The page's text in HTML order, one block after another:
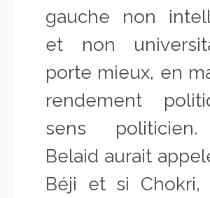
gauche non
et non
porte mieux, en
rendement
sens politicien.
Belaid aurait
Béji et si Chokri,